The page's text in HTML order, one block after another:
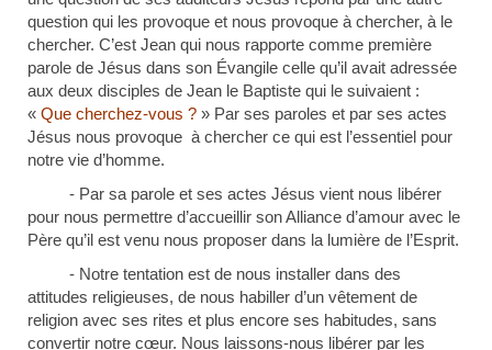
question qui les provoque et nous provoque à chercher, à le
chercher. C’est Jean qui nous rapporte comme première
parole de Jésus dans son Évangile celle qu’il avait adressée
aux deux disciples de Jean le Baptiste qui le suivaient :
« Que cherchez-vous ? » Par ses paroles et par ses actes
Jésus nous provoque à chercher ce qui est l’essentiel pour
notre vie d’homme.
- Par sa parole et ses actes Jésus vient nous libérer
pour nous permettre d’accueillir son Alliance d’amour avec le
Père qu’il est venu nous proposer dans la lumière de l’Esprit.
- Notre tentation est de nous installer dans des
attitudes religieuses, de nous habiller d’un vêtement de
religion avec ses rites et plus encore ses habitudes, sans
convertir notre cœur. Nous laissons-nous libérer par les